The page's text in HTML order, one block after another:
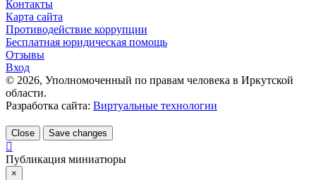
Контакты
Карта сайта
Противодействие коррупции
Бесплатная юридическая помощь
Отзывы
Вход
© 2026, Уполномоченный по правам человека в Иркутской
области.
Разработка сайта: Виртуальные технологии
Close Save changes
Публикация миниатюры
×